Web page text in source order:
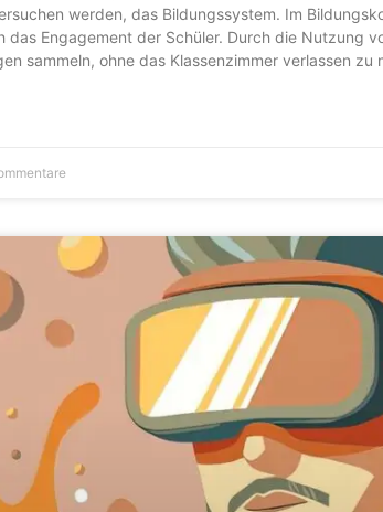
werden, das Bildungssystem. Im
das Engagement der Schüler. Durch die Nutzung
sammeln, ohne das Klassenzimmer verlassen zu